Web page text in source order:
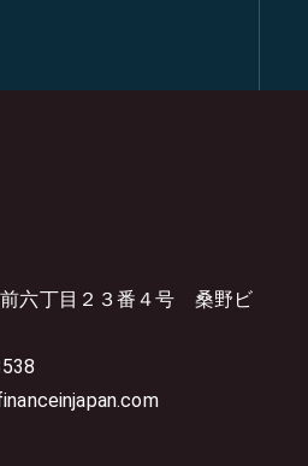
六丁目２３番４号 桑野ビ